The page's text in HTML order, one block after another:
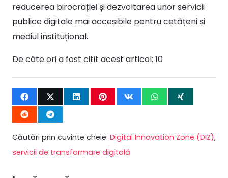
reducerea birocrației și dezvoltarea unor servicii
publice digitale mai accesibile pentru cetățeni și
mediul instituțional.
De câte ori a fost citit acest articol: 10
Căutări prin cuvinte cheie: Digital Innovation Zone (DIZ),
servicii de transformare digitală